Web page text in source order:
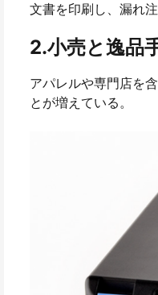
文書を印刷し、漏れ
2.小売と逸品
アパレルや専門店を
とが増えている。